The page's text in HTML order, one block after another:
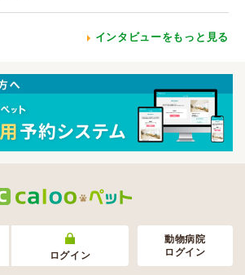
インタビューをもっと見る
ログイン
動物病院
ログイン